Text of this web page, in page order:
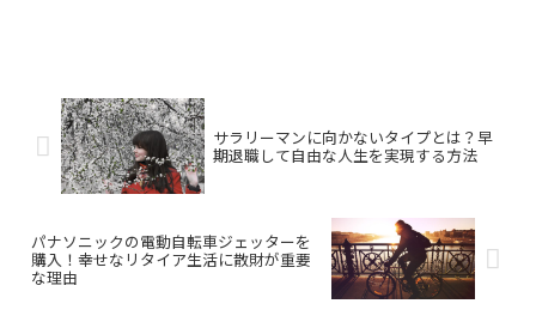
サラリーマンに向かないタイプとは？早
期退職して自由な人生を実現する方法
パナソニックの電動自転車ジェッターを
購入！幸せなリタイア生活に散財が重要
な理由